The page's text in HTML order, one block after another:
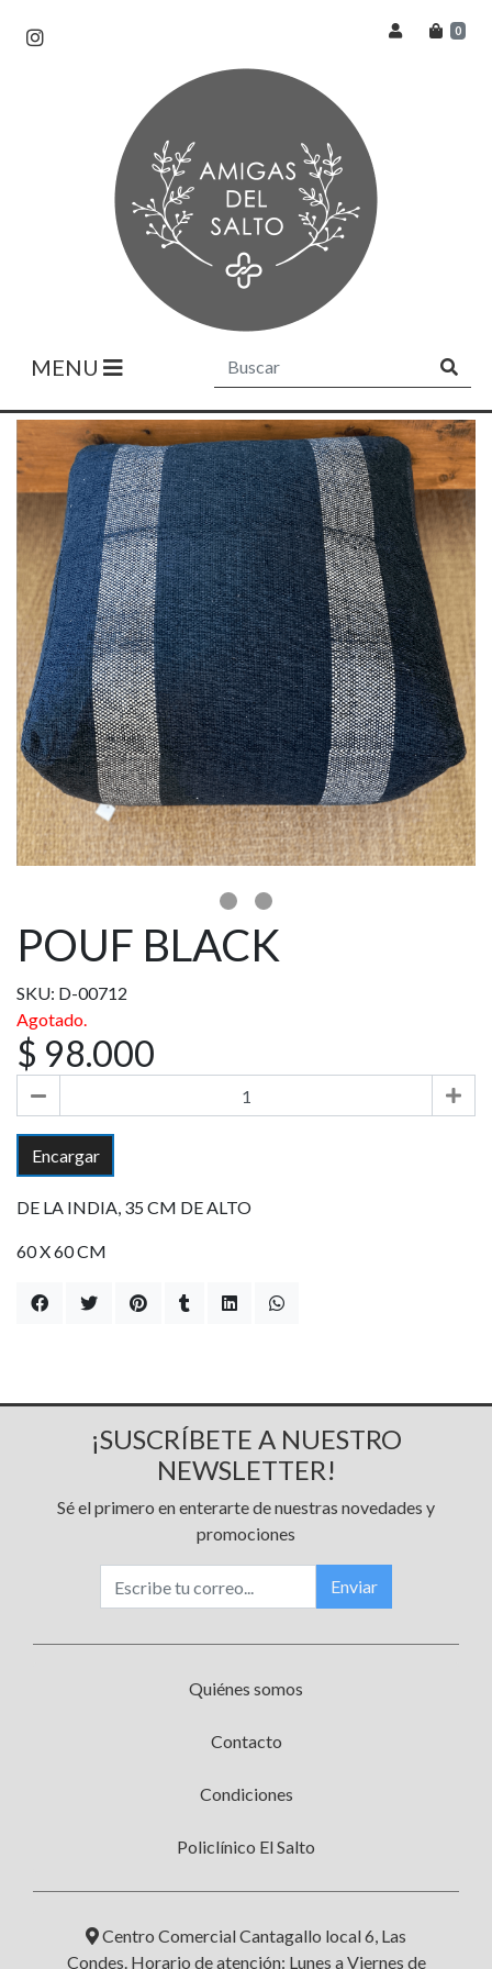
0
MENU
POUF BLACK
SKU: D-00712
Agotado.
$ 98.000
Encargar
DE LA INDIA, 35 CM DE ALTO
60 X 60 CM
¡SUSCRÍBETE A NUESTRO
NEWSLETTER!
Sé el primero en enterarte de nuestras novedades y
promociones
Enviar
Quiénes somos
Contacto
Condiciones
Policlínico El Salto
Centro Comercial Cantagallo local 6, Las
Condes. Horario de atención: Lunes a Viernes de